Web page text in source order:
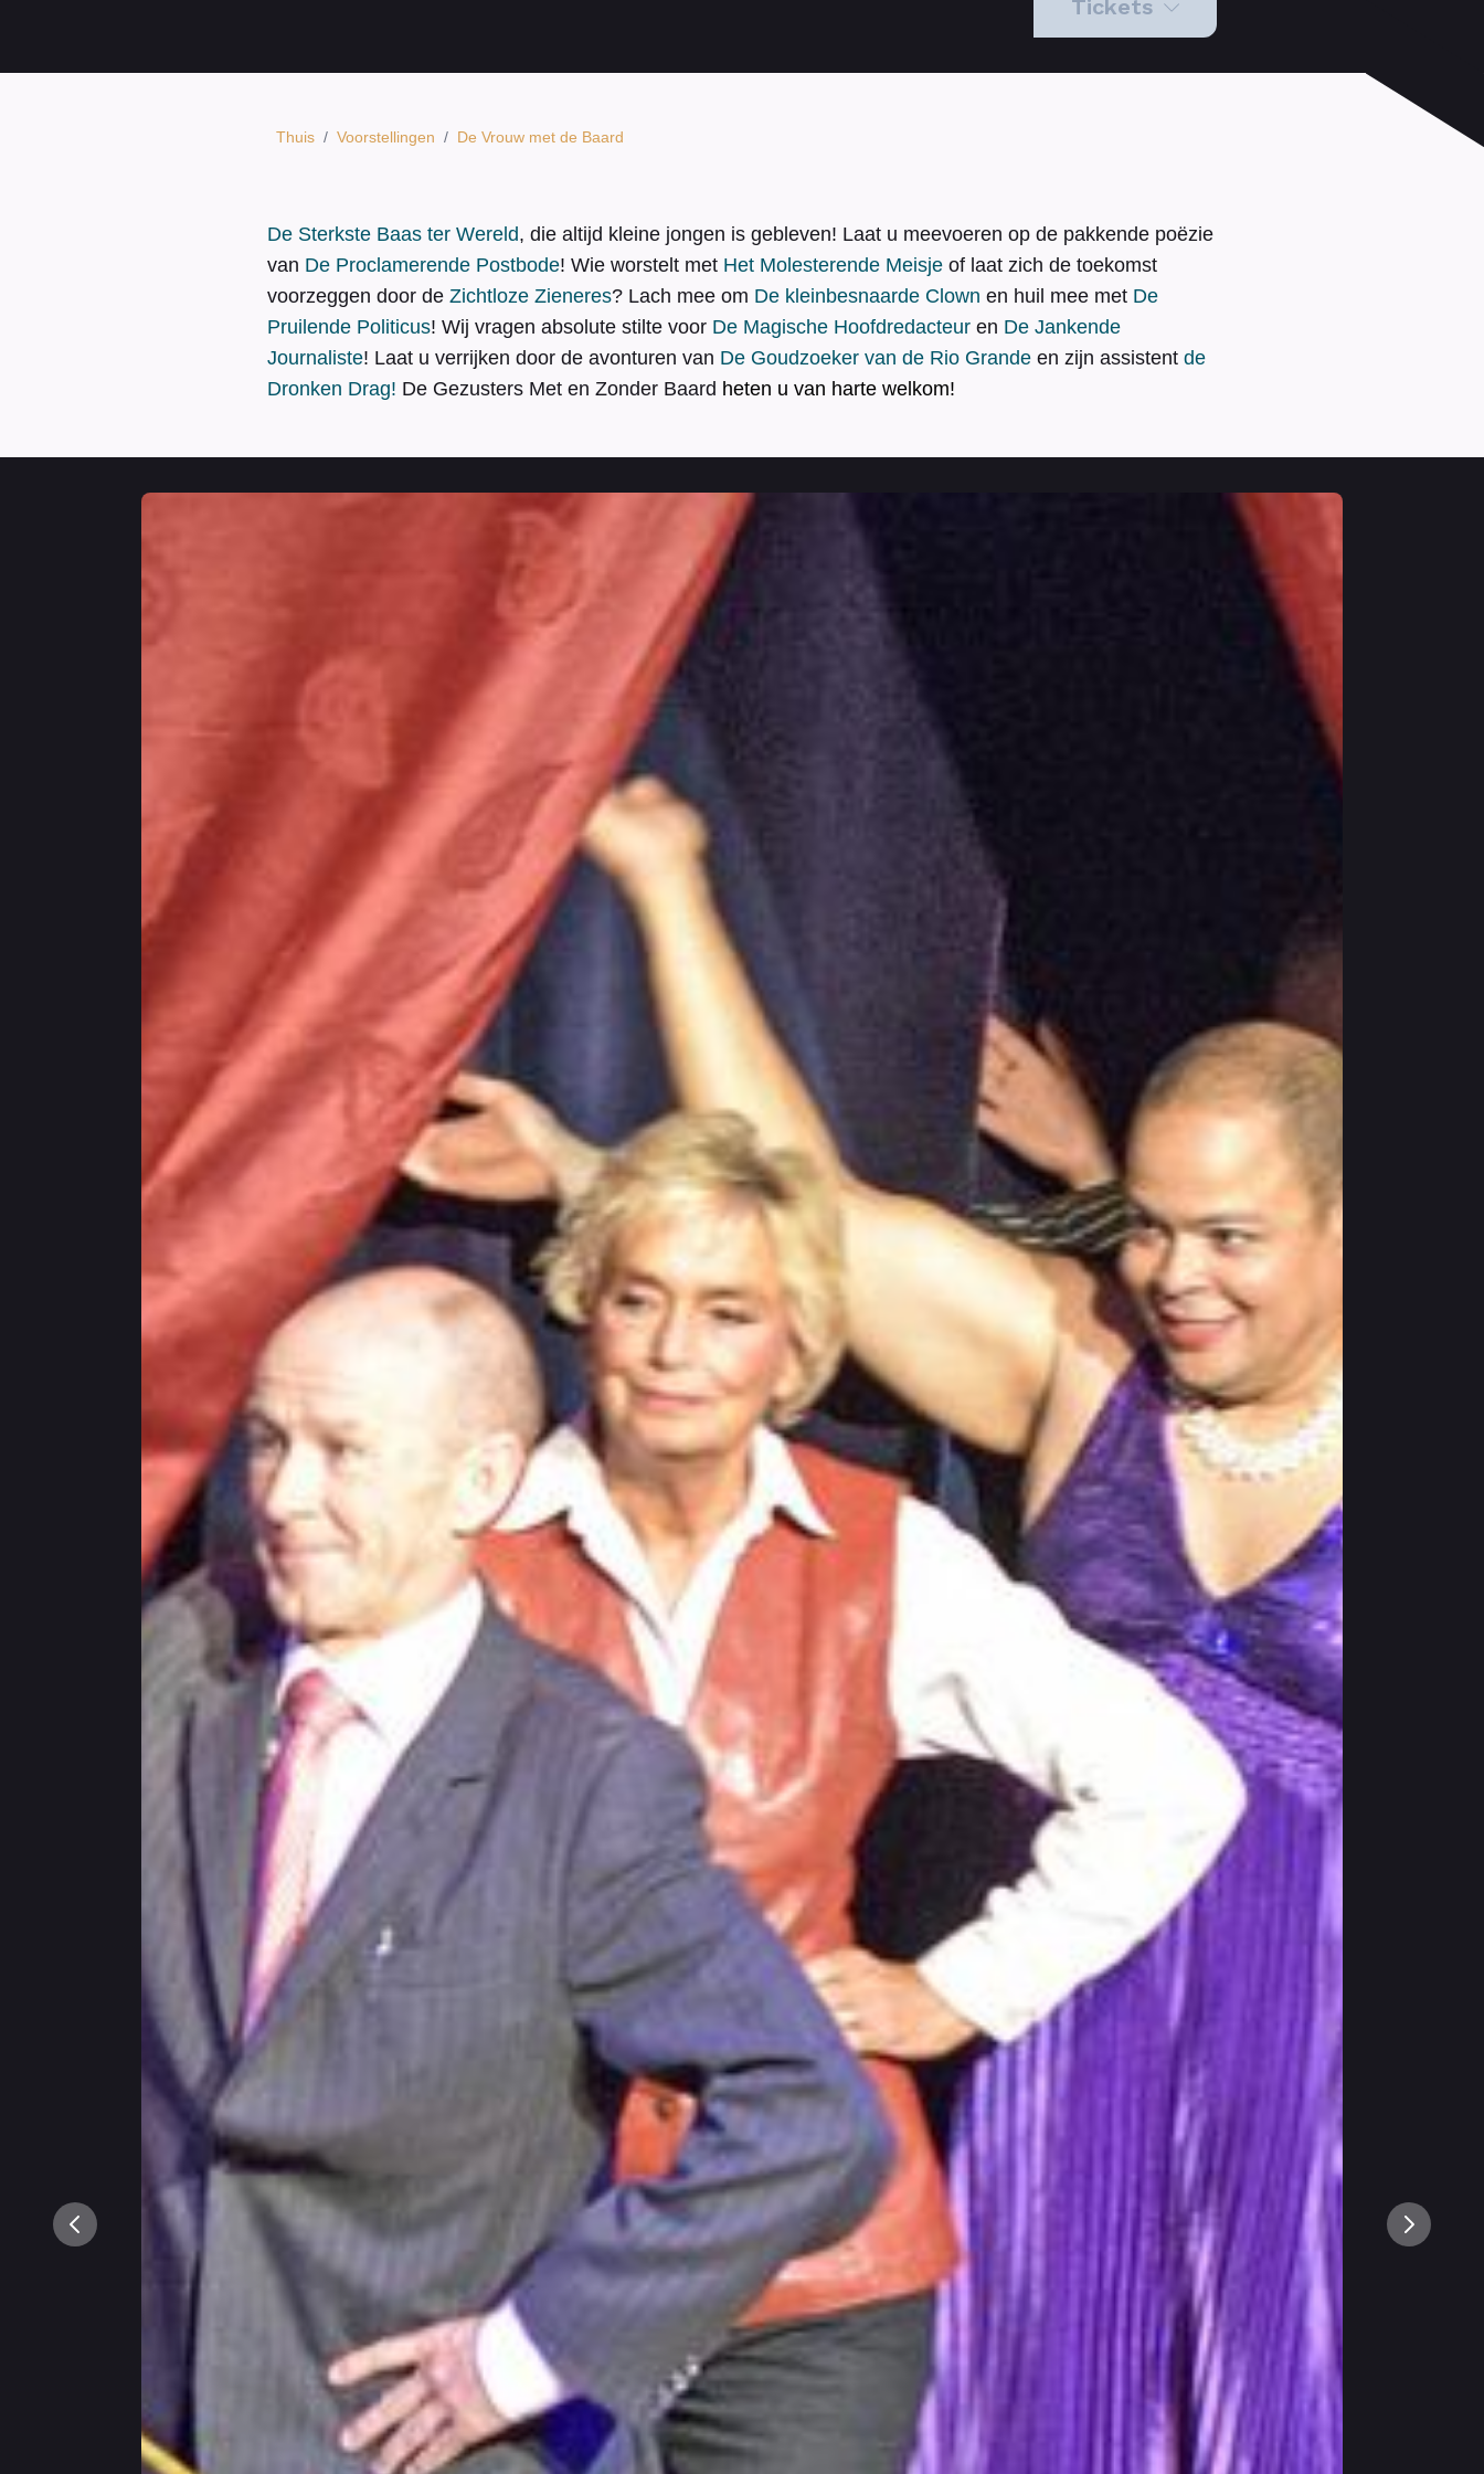
Tickets
Thuis / Voorstellingen / De Vrouw met de Baard
De Sterkste Baas ter Wereld, die altijd kleine jongen is gebleven! Laat u meevoeren op de pakkende poëzie
van De Proclamerende Postbode! Wie worstelt met Het Molesterende Meisjeof laat zich de toekomst
voorzeggen door de Zichtloze Zieneres? Lach mee om De kleinbesnaarde Clown en huil mee met De
Pruilende Politicus! Wij vragen absolute stilte voor De Magische Hoofdredacteuren De Jankende
Journaliste! Laat u verrijken door de avonturen van De Goudzoeker van de Rio Grandeen zijn assistent de
Dronken Drag! De Gezusters Met en Zonder Baard heten u van harte welkom!
Vorige Volgende